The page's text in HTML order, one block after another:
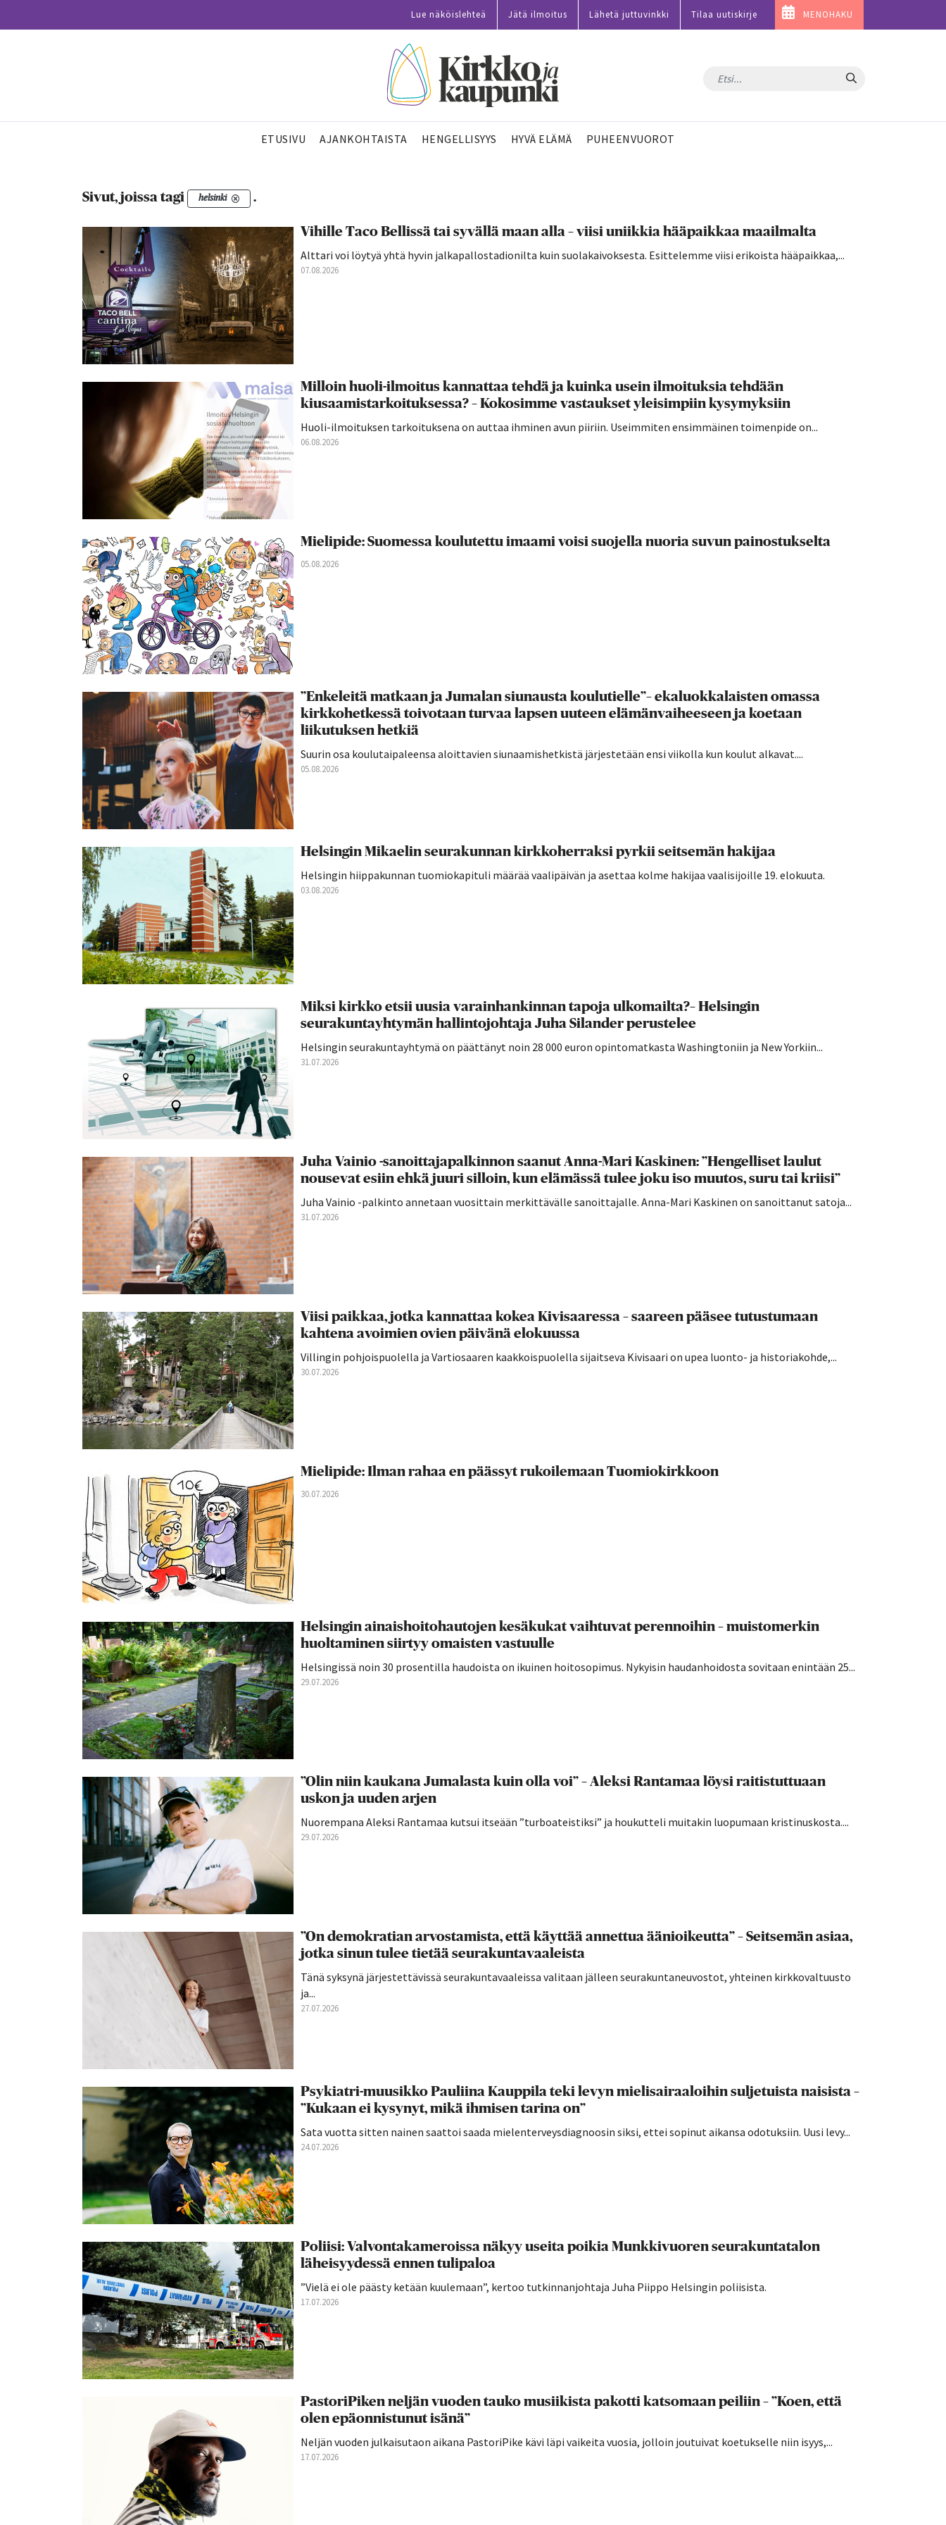
Lue näköislehteä Jätä ilmoitus Lähetä juttuvinkki Tilaa uutiskirje MENOHAKU
Hae
ETUSIVU AJANKOHTAISTA HENGELLISYYS HYVÄ ELÄMÄ PUHEENVUOROT
Sivut, joissa tagi helsinki .
Vihille Taco Bellissä tai syvällä maan alla – viisi uniikkia hääpaikkaa maailmalta
Alttari voi löytyä yhtä hyvin jalkapallostadionilta kuin suolakaivoksesta. Esittelemme viisi erikoista hääpaikkaa,...
07.08.2026
Milloin huoli-ilmoitus kannattaa tehdä ja kuinka usein ilmoituksia tehdään
kiusaamistarkoituksessa? – Kokosimme vastaukset yleisimpiin kysymyksiin
Huoli-ilmoituksen tarkoituksena on auttaa ihminen avun piiriin. Useimmiten ensimmäinen toimenpide on...
06.08.2026
Mielipide: Suomessa koulutettu imaami voisi suojella nuoria suvun painostukselta
05.08.2026
”Enkeleitä matkaan ja Jumalan siunausta koulutielle”– ekaluokkalaisten omassa
kirkkohetkessä toivotaan turvaa lapsen uuteen elämänvaiheeseen ja koetaan
liikutuksen hetkiä
Suurin osa koulutaipaleensa aloittavien siunaamishetkistä järjestetään ensi viikolla kun koulut alkavat....
05.08.2026
Helsingin Mikaelin seurakunnan kirkkoherraksi pyrkii seitsemän hakijaa
Helsingin hiippakunnan tuomiokapituli määrää vaalipäivän ja asettaa kolme hakijaa vaalisijoille 19. elokuuta.
03.08.2026
Miksi kirkko etsii uusia varainhankinnan tapoja ulkomailta?– Helsingin
seurakuntayhtymän hallintojohtaja Juha Silander perustelee
Helsingin seurakuntayhtymä on päättänyt noin 28 000 euron opintomatkasta Washingtoniin ja New Yorkiin...
31.07.2026
Juha Vainio -sanoittajapalkinnon saanut Anna-Mari Kaskinen: ”Hengelliset laulut
nousevat esiin ehkä juuri silloin, kun elämässä tulee joku iso muutos, suru tai kriisi”
Juha Vainio -palkinto annetaan vuosittain merkittävälle sanoittajalle. Anna-Mari Kaskinen on sanoittanut satoja...
31.07.2026
Viisi paikkaa, jotka kannattaa kokea Kivisaaressa – saareen pääsee tutustumaan
kahtena avoimien ovien päivänä elokuussa
Villingin pohjoispuolella ja Vartiosaaren kaakkoispuolella sijaitseva Kivisaari on upea luonto- ja historiakohde,...
30.07.2026
Mielipide: Ilman rahaa en päässyt rukoilemaan Tuomiokirkkoon
30.07.2026
Helsingin ainaishoitohautojen kesäkukat vaihtuvat perennoihin – muistomerkin
huoltaminen siirtyy omaisten vastuulle
Helsingissä noin 30 prosentilla haudoista on ikuinen hoitosopimus. Nykyisin haudanhoidosta sovitaan enintään 25...
29.07.2026
”Olin niin kaukana Jumalasta kuin olla voi” – Aleksi Rantamaa löysi raitistuttuaan
uskon ja uuden arjen
Nuorempana Aleksi Rantamaa kutsui itseään ”turboateistiksi” ja houkutteli muitakin luopumaan kristinuskosta....
29.07.2026
”On demokratian arvostamista, että käyttää annettua äänioikeutta” – Seitsemän asiaa,
jotka sinun tulee tietää seurakuntavaaleista
Tänä syksynä järjestettävissä seurakuntavaaleissa valitaan jälleen seurakuntaneuvostot, yhteinen kirkkovaltuusto
ja...
27.07.2026
Psykiatri-muusikko Pauliina Kauppila teki levyn mielisairaaloihin suljetuista naisista –
”Kukaan ei kysynyt, mikä ihmisen tarina on”
Sata vuotta sitten nainen saattoi saada mielenterveysdiagnoosin siksi, ettei sopinut aikansa odotuksiin. Uusi levy...
24.07.2026
Poliisi: Valvontakameroissa näkyy useita poikia Munkkivuoren seurakuntatalon
läheisyydessä ennen tulipaloa
”Vielä ei ole päästy ketään kuulemaan”, kertoo tutkinnanjohtaja Juha Piippo Helsingin poliisista.
17.07.2026
PastoriPiken neljän vuoden tauko musiikista pakotti katsomaan peiliin – ”Koen, että
olen epäonnistunut isänä”
Neljän vuoden julkaisutaon aikana PastoriPike kävi läpi vaikeita vuosia, jolloin joutuivat koetukselle niin isyys,...
17.07.2026